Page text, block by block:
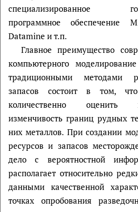
специализированное
программное обеспечение
Datamine и т.п.
Главное преимущество
компьютерного
традиционными методами
запасов состоит в том,
количественно оценить
изменчивость границ рудных
них металлов. При создании
ресурсов и запасов
дело с вероятностной
располагает относительно
данными качественной
точках опробования